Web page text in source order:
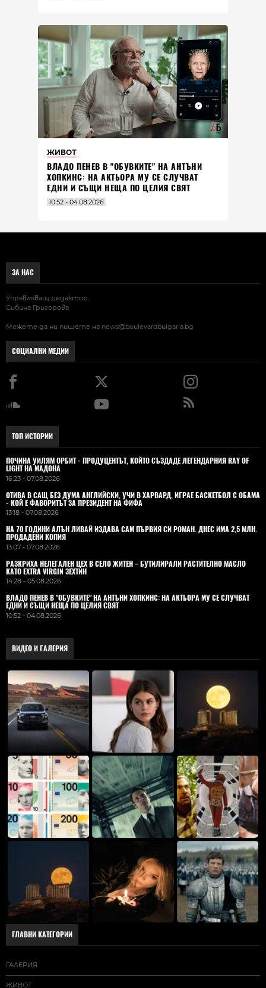
ЖИВОТ
ВЛАДO ПЕНЕВ В "ОБУВКИТЕ" НА АНТЪНИ
ХОПКИНС: НА АКТЬОРА МУ СЕ СЛУЧВАТ
ЕДНИ И СЪЩИ НЕЩА ПО ЦЕЛИЯ СВЯТ
10:52 - 04.08.2026
ЗА НАС
Управляващ редактор:
Сибина Григорова
Можете да ни пишете на news@boulevardbulgaria.bg
СОЦИАЛНИ МЕДИИ
ТОП ИСТОРИИ
ПОЧИНА УИЛЯМ ОРБИТ - ПРОДУЦЕНТЪТ, КОЙТО СЪЗДАДЕ ЛЕГЕНДАРНИЯ RAY OF
LIGHT НА МАДОНА
16:23 - 07.08.2026
ОТИВА В САЩ БЕЗ ДУМА АНГЛИЙСКИ, УЧИ В ХАРВАРД, ИГРАЕ БАСКЕТБОЛ С ОБАМА
- КОЙ Е ФАВОРИТЪТ ЗА ПРЕЗИДЕНТ НА ФИФА
13:18 - 07.08.2026
НА 70 ГОДИНИ АЛЪН ЛИВАЙ ИЗДАВА САМ ПЪРВИЯ СИ РОМАН. ДНЕС ИМА 2,5 МЛН.
ПРОДАДЕНИ КОПИЯ
13:07 - 07.08.2026
РАЗКРИХА НЕЛЕГАЛЕН ЦЕХ В СЕЛО ЖИТЕН – БУТИЛИРАЛИ РАСТИТЕЛНО МАСЛО
КАТО EXTRA VIRGIN ЗЕХТИН
14:28 - 05.08.2026
ВЛАДO ПЕНЕВ В "ОБУВКИТЕ" НА АНТЪНИ ХОПКИНС: НА АКТЬОРА МУ СЕ СЛУЧВАТ
ЕДНИ И СЪЩИ НЕЩА ПО ЦЕЛИЯ СВЯТ
10:52 - 04.08.2026
ВИДЕО И ГАЛЕРИЯ
ГЛАВНИ КАТЕГОРИИ
ГАЛЕРИЯ
ЖИВОТ